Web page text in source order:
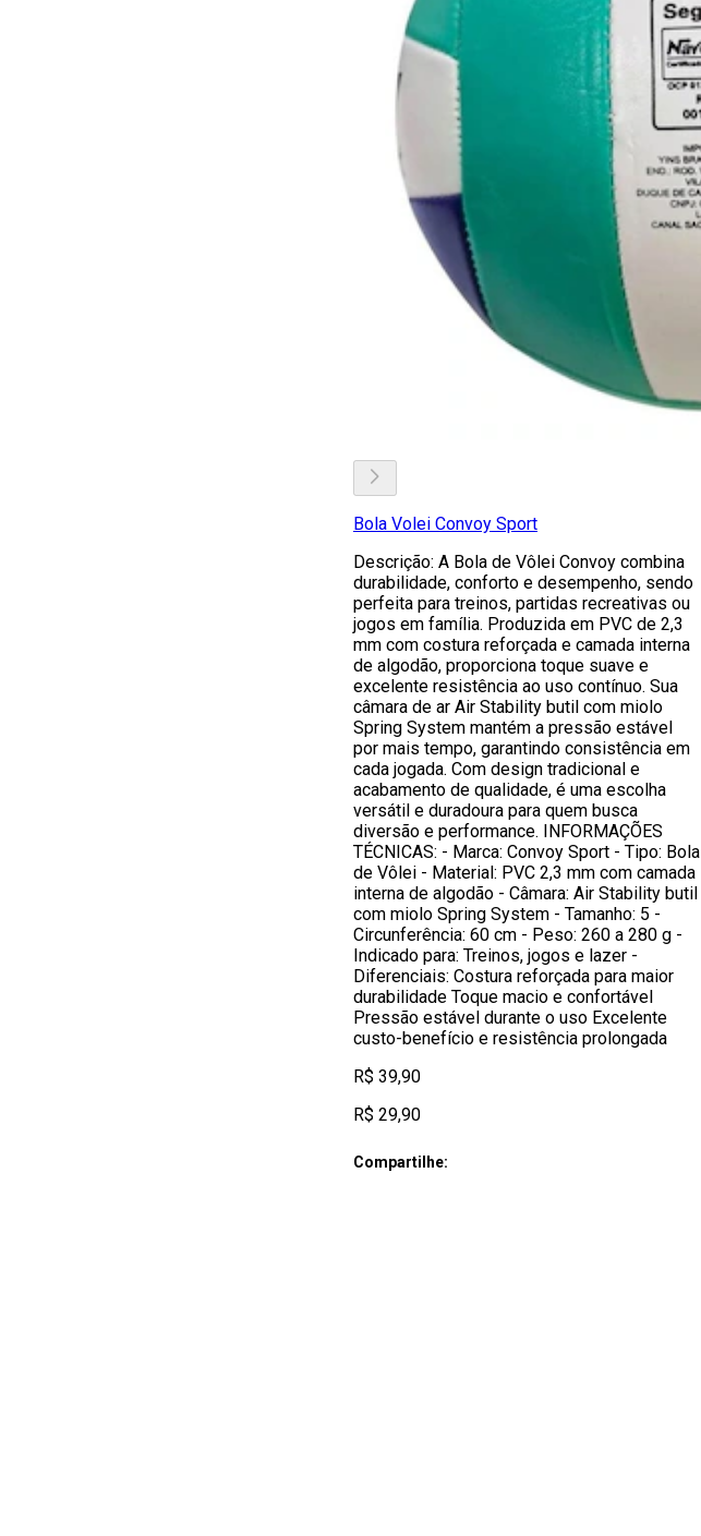
Bola Volei Convoy Sport
Descrição: A Bola de Vôlei Convoy combina
durabilidade, conforto e desempenho, sendo
perfeita para treinos, partidas recreativas ou
jogos em família. Produzida em PVC de 2,3
mm com costura reforçada e camada interna
de algodão, proporciona toque suave e
excelente resistência ao uso contínuo. Sua
câmara de ar Air Stability butil com miolo
Spring System mantém a pressão estável
por mais tempo, garantindo consistência em
cada jogada. Com design tradicional e
acabamento de qualidade, é uma escolha
versátil e duradoura para quem busca
diversão e performance. INFORMAÇÕES
TÉCNICAS: - Marca: Convoy Sport - Tipo: Bola
de Vôlei - Material: PVC 2,3 mm com camada
interna de algodão - Câmara: Air Stability butil
com miolo Spring System - Tamanho: 5 -
Circunferência: 60 cm - Peso: 260 a 280 g -
Indicado para: Treinos, jogos e lazer -
Diferenciais: Costura reforçada para maior
durabilidade Toque macio e confortável
Pressão estável durante o uso Excelente
custo-benefício e resistência prolongada
R$ 39,90
R$ 29,90
Compartilhe: